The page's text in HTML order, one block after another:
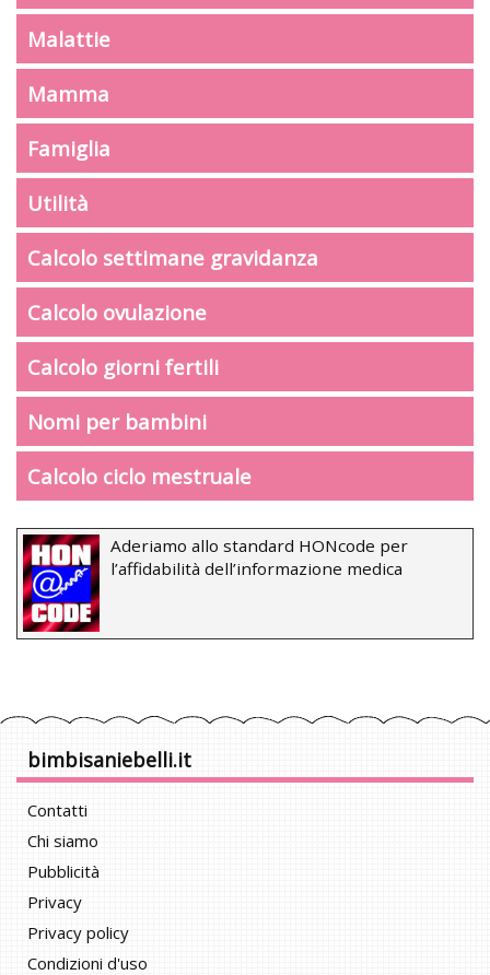
Malattie
Mamma
Famiglia
Utilità
Calcolo settimane gravidanza
Calcolo ovulazione
Calcolo giorni fertili
Nomi per bambini
Calcolo ciclo mestruale
Aderiamo allo standard HONcode per
l’affidabilità dell’informazione medica
bimbisaniebelli.it
Contatti
Chi siamo
Pubblicità
Privacy
Privacy policy
Condizioni d'uso